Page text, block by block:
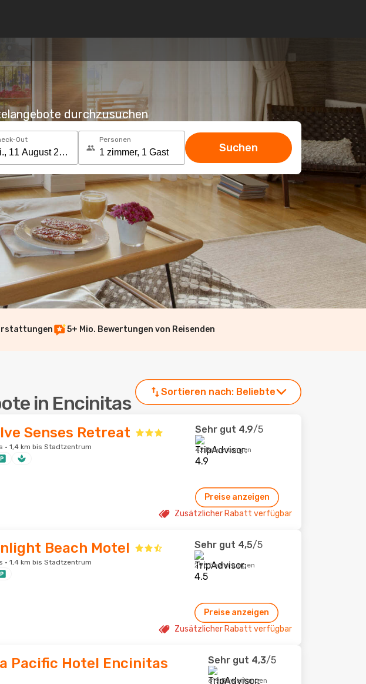
durchzusuchen
Out Personen
Suchen
5+ Mio. Bewertungen von Reisenden
in Encinitas
Sortieren nach: Beliebte
Senses Retreat
· 1,4 km bis Stadtzentrum
Sehr gut 4,9/5
42 Bewertungen
Preise anzeigen
Zusätzlicher Rabatt verfügbar
Beach Motel
· 1,4 km bis Stadtzentrum
Sehr gut 4,5/5
296 Bewertungen
Preise anzeigen
Zusätzlicher Rabatt verfügbar
Pacific Hotel Encinitas Sehr gut 4,3/5
619 Bewertungen